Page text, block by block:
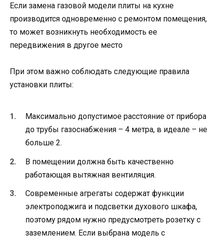
Если замена газовой модели плиты на кухне
производится одновременно с ремонтом помещения,
то может возникнуть необходимость ее
передвижения в другое место
При этом важно соблюдать следующие правила
установки плиты:
Максимально допустимое расстояние от прибора
до трубы газоснабжения – 4 метра, в идеале – не
больше 2.
В помещении должна быть качественно
работающая вытяжная вентиляция.
Современные агрегаты содержат функции
электроподжига и подсветки духового шкафа,
поэтому рядом нужно предусмотреть розетку с
заземлением. Если выбрана модель с